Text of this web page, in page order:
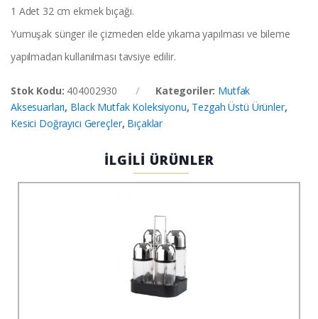
1 Adet 32 cm ekmek bıçağı.
Yumuşak sünger ile çizmeden elde yıkama yapılması ve bileme
yapılmadan kullanılması tavsiye edilir.
Stok Kodu: 404002930 Kategoriler: Mutfak
Aksesuarları, Black Mutfak Koleksiyonu, Tezgah Üstü Ürünler,
Kesici Doğrayıcı Gereçler, Bıçaklar
İLGİLİ ÜRÜNLER